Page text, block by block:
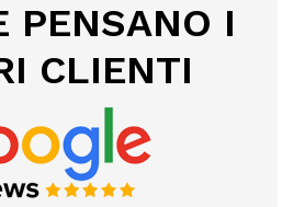
PENSANO I
CLIENTI